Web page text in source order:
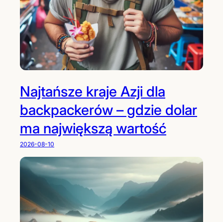
Najtańsze kraje Azji dla
backpackerów – gdzie dolar
ma największą wartość
2026-08-10